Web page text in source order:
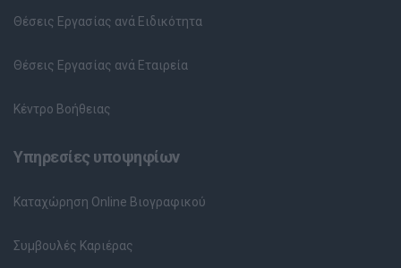
Θέσεις Εργασίας ανά Ειδικότητα
Θέσεις Εργασίας ανά Εταιρεία
Κέντρο Βοήθειας
Υπηρεσίες υποψηφίων
Καταχώρηση Online Βιογραφικού
Συμβουλές Καριέρας